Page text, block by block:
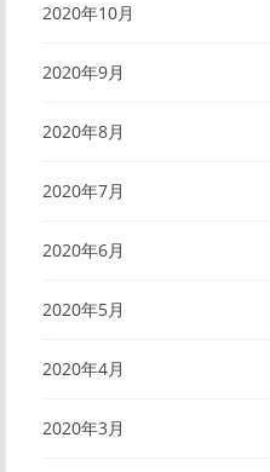
2020年10月
2020年9月
2020年8月
2020年7月
2020年6月
2020年5月
2020年4月
2020年3月